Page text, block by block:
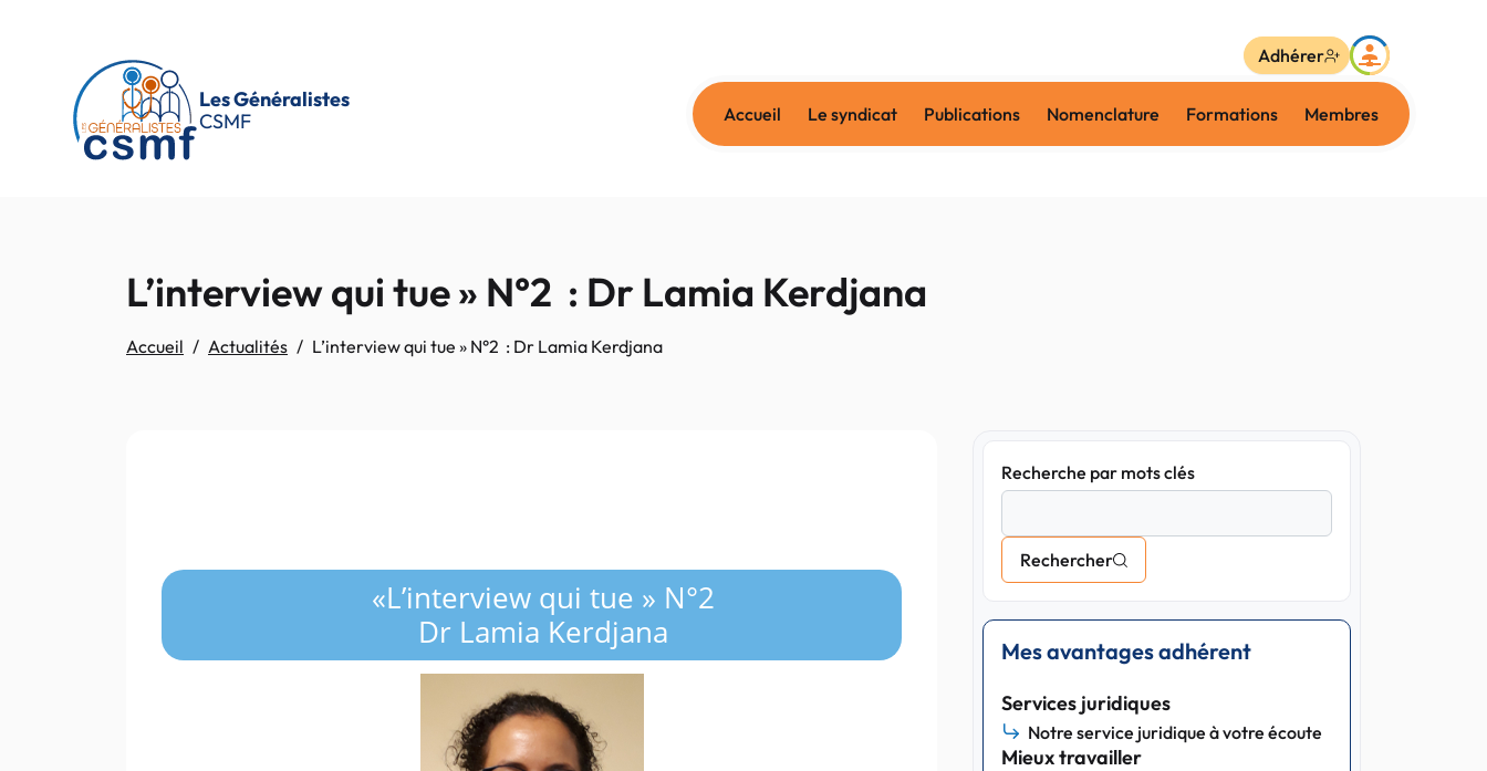
Les Généralistes
CSMF
Accueil Le syndicat Publications Nomenclature Formations Membres
Adhérer
L’interview qui tue » N°2 : Dr Lamia Kerdjana
Accueil Actualités L’interview qui tue » N°2 : Dr Lamia Kerdjana
«L’interview qui tue » N°2
Dr Lamia Kerdjana
Recherche par mots clés
Rechercher
Mes avantages adhérent
Services juridiques
Notre service juridique à votre écoute
Mieux travailler